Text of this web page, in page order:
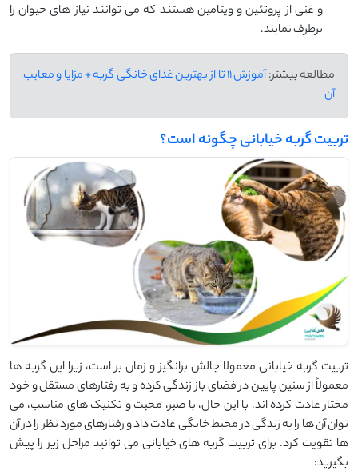
و غنی از پروتئین و ویتامین هستند که می توانند نیاز های حیوان را
برطرف نمایند.
مطالعه بیشتر:
آموزش 11 تا از بهترین غذای خانگی گربه + مزایا و معایب
آن
تربیت گربه خیابانی چگونه است؟
تربیت گربه خیابانی معمولا چالش ‌برانگیز و زمان‌ بر است، زیرا این گربه‌ ها
معمولاً از سنین پایین در فضای باز زندگی کرده و به رفتارهای مستقل و خود
مختار عادت کرده‌ اند. با این حال، با صبر، محبت و تکنیک ‌های مناسب، می
‌توان آن‌ ها را به زندگی در محیط خانگی عادت داد و رفتارهای مورد نظر را در آن‌
ها تقویت کرد. برای تربیت گربه های خیابانی می توانید مراحل زیر را پیش
بگیرید: